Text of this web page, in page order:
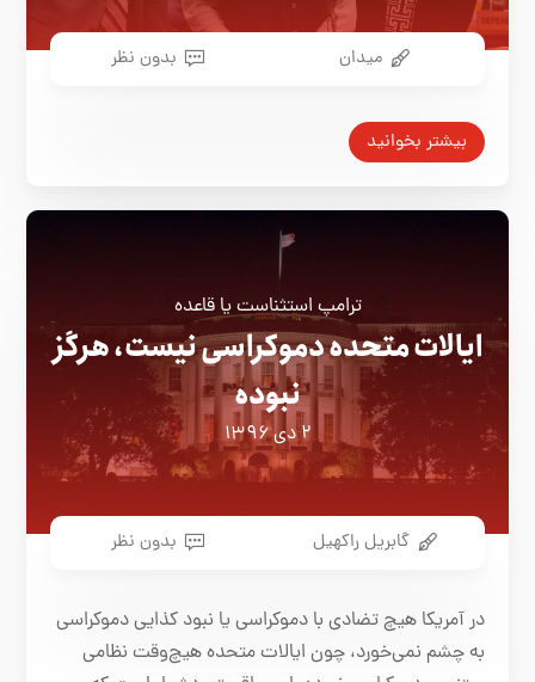
میدان بدون نظر
بیشتر بخوانید
ترامپ استثناست یا قاعده
ایالات متحده دموکراسی نیست، هرگز
نبوده
۲ دی ۱۳۹۶
گابریل راکهیل بدون نظر
در آمریکا هیچ تضادی با دموکراسی یا نبود کذایی دموکراسی
به چشم نمی‌خورد، چون ایالات متحده هیچ‌وقت نظامی